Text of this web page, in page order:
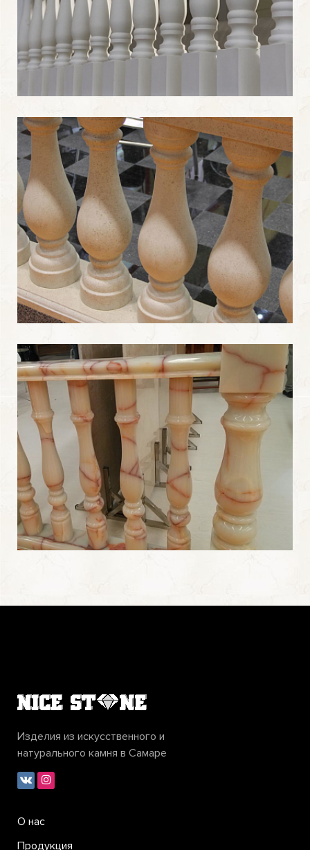
Изделия из искусственного и
натурального камня в Самаре
О нас
Продукция